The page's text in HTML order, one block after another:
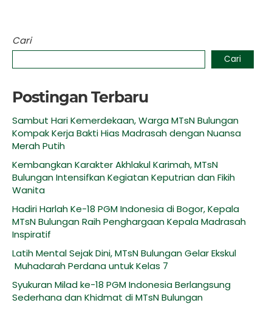
Cari
Cari
Postingan Terbaru
Sambut Hari Kemerdekaan, Warga MTsN Bulungan
Kompak Kerja Bakti Hias Madrasah dengan Nuansa
Merah Putih
Kembangkan Karakter Akhlakul Karimah, MTsN
Bulungan Intensifkan Kegiatan Keputrian dan Fikih
Wanita
Hadiri Harlah Ke-18 PGM Indonesia di Bogor, Kepala
MTsN Bulungan Raih Penghargaan Kepala Madrasah
Inspiratif
Latih Mental Sejak Dini, MTsN Bulungan Gelar Ekskul
Muhadarah Perdana untuk Kelas 7
Syukuran Milad ke-18 PGM Indonesia Berlangsung
Sederhana dan Khidmat di MTsN Bulungan